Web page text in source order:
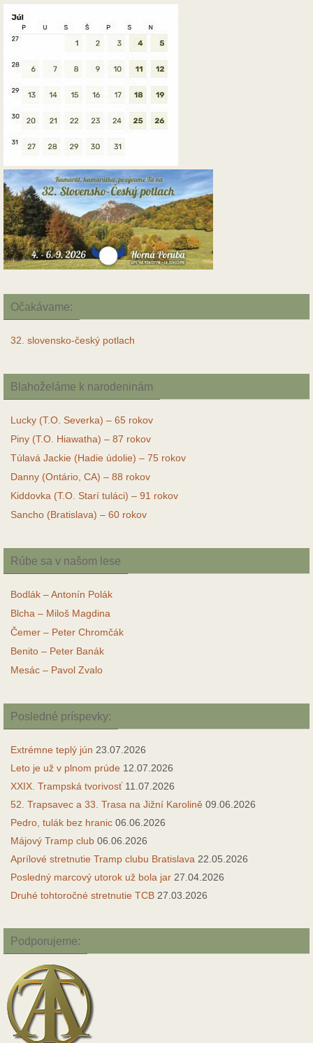
Očakávame:
32. slovensko-český potlach
Blahoželáme k narodeninám
Lucky (T.O. Severka) – 65 rokov
Piny (T.O. Hiawatha) – 87 rokov
Túlavá Jackie (Hadie údolie) – 75 rokov
Danny (Ontário, CA) – 88 rokov
Kiddovka (T.O. Starí tuláci) – 91 rokov
Sancho (Bratislava) – 60 rokov
Rúbe sa v našom lese
Bodlák – Antonín Polák
Blcha – Miloš Magdina
Čemer – Peter Chromčák
Benito – Peter Banák
Mesác – Pavol Zvalo
Posledné príspevky:
Extrémne teplý jún 23.07.2026
Leto je už v plnom prúde 12.07.2026
XXIX. Trampská tvorivosť 11.07.2026
52. Trapsavec a 33. Trasa na Jižní Karolině 09.06.2026
Pedro, tulák bez hranic 06.06.2026
Májový Tramp club 06.06.2026
Aprílové stretnutie Tramp clubu Bratislava 22.05.2026
Posledný marcový utorok už bola jar 27.04.2026
Druhé tohtoročné stretnutie TCB 27.03.2026
Podporujeme: